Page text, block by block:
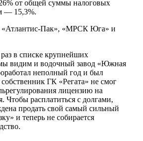
от общей суммы налоговых
— 15,3%.
«Атлантис-Пак», «МРСК Юга» и
в списке крупнейших
видим и водочный завод «Южная
неполный год и был
ГК «Регата» не смог
лицензию на
Чтобы расплатиться с долгами,
продать свой самый сильный
и теперь не собирается